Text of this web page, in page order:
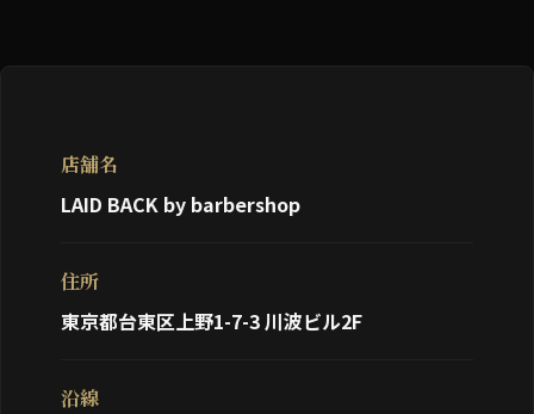
店舗名
LAID BACK by barbershop
住所
東京都台東区上野1-7-3 川波ビル2F
沿線